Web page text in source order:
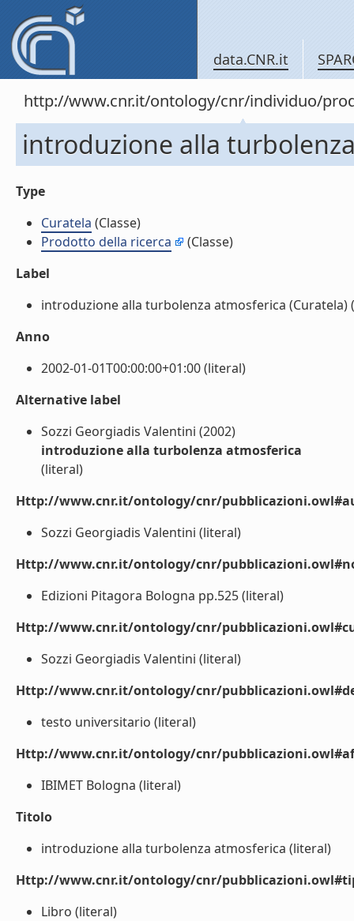
data.CNR.it
http://www.cnr.it/ontology/cnr/individuo/
introduzione alla
Type
Curatela (Classe)
Prodotto della ricerca
(Classe)
Label
introduzione alla turbolenza atmosferica (Curatela)
Anno
2002-01-01T00:00:00+01:00 (literal)
Alternative label
Sozzi Georgiadis Valentini (2002)
introduzione alla turbolenza atmosferica
(literal)
Http://www.cnr.it/ontology/cnr/
Sozzi Georgiadis Valentini (literal)
Http://www.cnr.it/ontology/cnr/
Edizioni Pitagora Bologna pp.525 (literal)
Http://www.cnr.it/ontology/cnr/
Sozzi Georgiadis Valentini (literal)
Http://www.cnr.it/ontology/cnr/
testo universitario (literal)
Http://www.cnr.it/ontology/cnr/
IBIMET Bologna (literal)
Titolo
introduzione alla turbolenza atmosferica (literal)
Http://www.cnr.it/ontology/cnr/
Libro (literal)